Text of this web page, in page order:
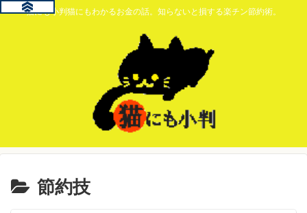
猫にも小判猫にもわかるお金の話。知らないと損する楽チン節約術。
節約技